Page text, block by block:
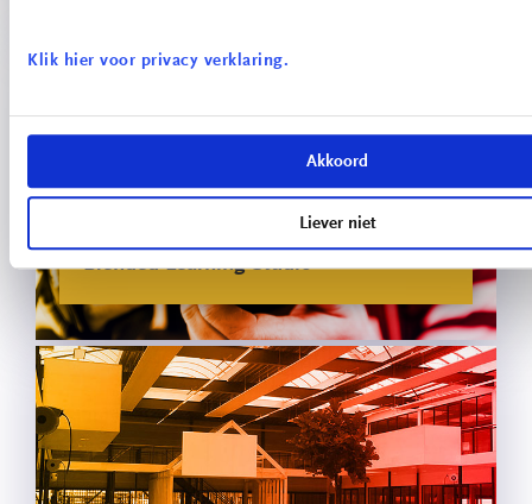
Klik hier voor privacy verklaring.
Akkoord
Liever niet
Blended Learning Studio